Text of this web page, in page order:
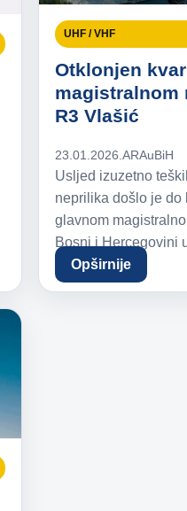
UHF / VHF
Otklonjen
magistralnom
R3 Vlašić
23.01.2026.ARAuBiH
Usljed izuzetno
neprilika došlo je do
glavnom
Bosni i Hercegovini
Opširnije